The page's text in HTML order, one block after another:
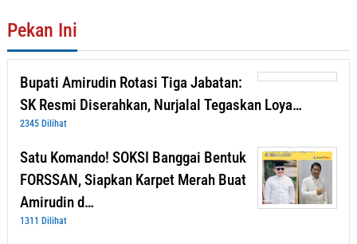
Pekan Ini
Bupati Amirudin Rotasi Tiga Jabatan:
SK Resmi Diserahkan, Nurjalal Tegaskan Loya…
2345 Dilihat
Satu Komando! SOKSI Banggai Bentuk
FORSSAN, Siapkan Karpet Merah Buat
Amirudin d…
1311 Dilihat